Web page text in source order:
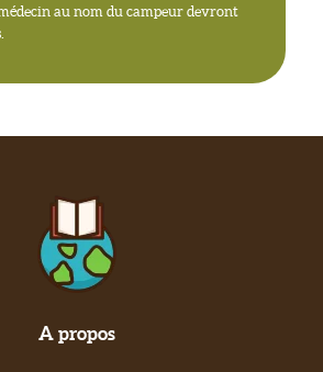
au nom du campeur devront
A propos